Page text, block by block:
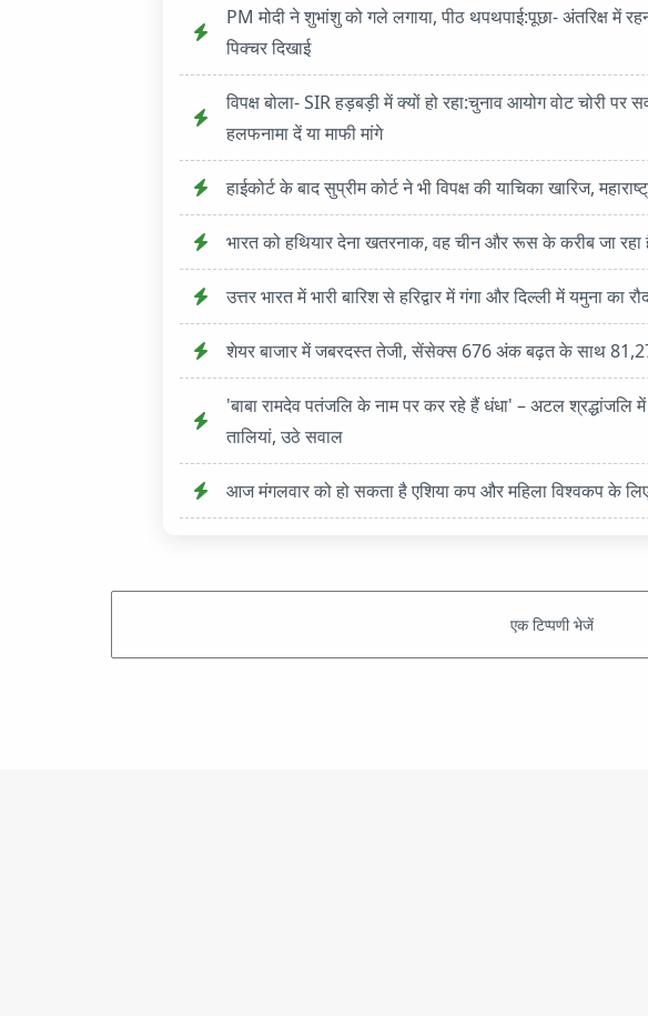
PM मोदी ने शुभांशु को गले लगाया, पीठ थपथपाई:पूछा- अंतरिक्ष में
पिक्चर दिखाई
विपक्ष बोला- SIR हड़बड़ी में क्यों हो रहा:चुनाव आयोग वोट चोरी पर
हलफनामा दें या माफी मांगे
हाईकोर्ट के बाद सुप्रीम कोर्ट ने भी विपक्ष की याचिका खारिज,
भारत को हथियार देना खतरनाक, वह चीन और रूस के करीब जा रहा
उत्तर भारत में भारी बारिश से हरिद्वार में गंगा और दिल्ली में यमुना का
शेयर बाजार में जबरदस्त तेजी, सेंसेक्स 676 अंक बढ़त के साथ
'बाबा रामदेव पतंजलि के नाम पर कर रहे हैं धंधा' – अटल श्रद्धांजलि में
तालियां, उठे सवाल
आज मंगलवार को हो सकता है एशिया कप और महिला विश्वकप के लिए